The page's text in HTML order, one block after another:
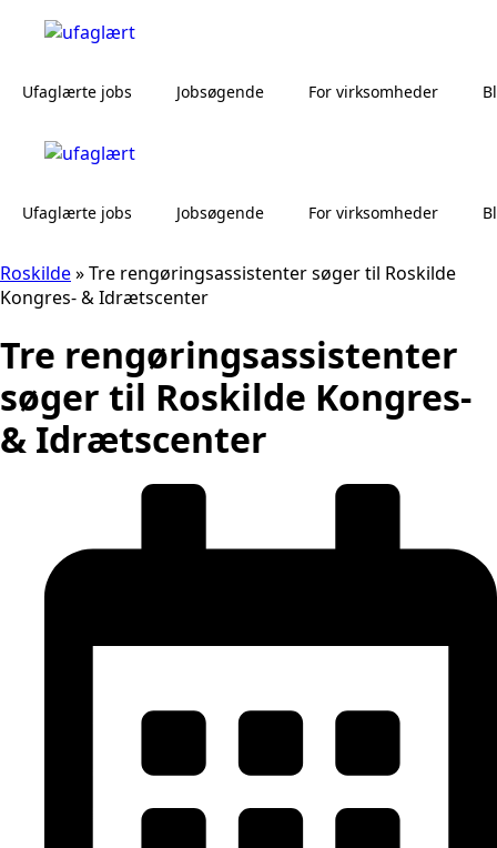
Ufaglærte jobs Jobsøgende For virksomheder
Ufaglærte jobs Jobsøgende For virksomheder
Roskilde»Tre rengøringsassistenter søger til Roskilde
Kongres- & Idrætscenter
Tre rengøringsassistenter
søger til Roskilde Kongres-
& Idrætscenter